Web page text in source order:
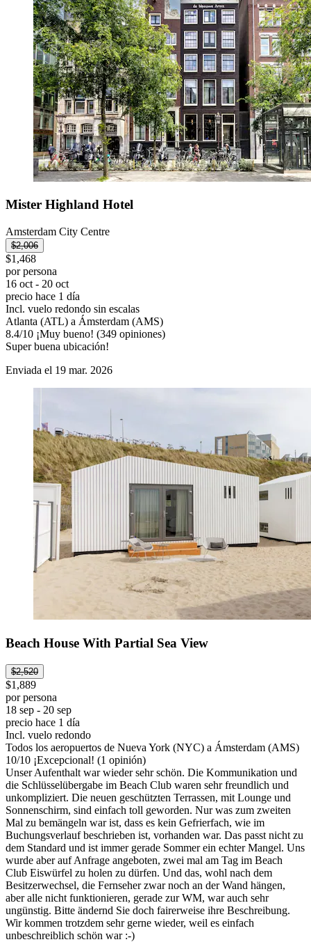
Mister Highland Hotel
Amsterdam City Centre
$2,006
$1,468
por persona
16 oct - 20 oct
precio hace 1 día
Incl. vuelo redondo sin escalas
Atlanta (ATL) a Ámsterdam (AMS)
8.4/10 ¡Muy bueno! (349 opiniones)
Super buena ubicación!
Enviada el 19 mar. 2026
Beach House With Partial Sea View
$2,520
$1,889
por persona
18 sep - 20 sep
precio hace 1 día
Incl. vuelo redondo
Todos los aeropuertos de Nueva York (NYC) a Ámsterdam (AMS)
10/10 ¡Excepcional! (1 opinión)
Unser Aufenthalt war wieder sehr schön. Die Kommunikation und
die Schlüsselübergabe im Beach Club waren sehr freundlich und
unkompliziert. Die neuen geschützten Terrassen, mit Lounge und
Sonnenschirm, sind einfach toll geworden. Nur was zum zweiten
Mal zu bemängeln war ist, dass es kein Gefrierfach, wie im
Buchungsverlauf beschrieben ist, vorhanden war. Das passt nicht zu
dem Standard und ist immer gerade Sommer ein echter Mangel. Uns
wurde aber auf Anfrage angeboten, zwei mal am Tag im Beach
Club Eiswürfel zu holen zu dürfen. Und das, wohl nach dem
Besitzerwechsel, die Fernseher zwar noch an der Wand hängen,
aber alle nicht funktionieren, gerade zur WM, war auch sehr
ungünstig. Bitte ändernd Sie doch fairerweise ihre Beschreibung.
Wir kommen trotzdem sehr gerne wieder, weil es einfach
unbeschreiblich schön war :-)